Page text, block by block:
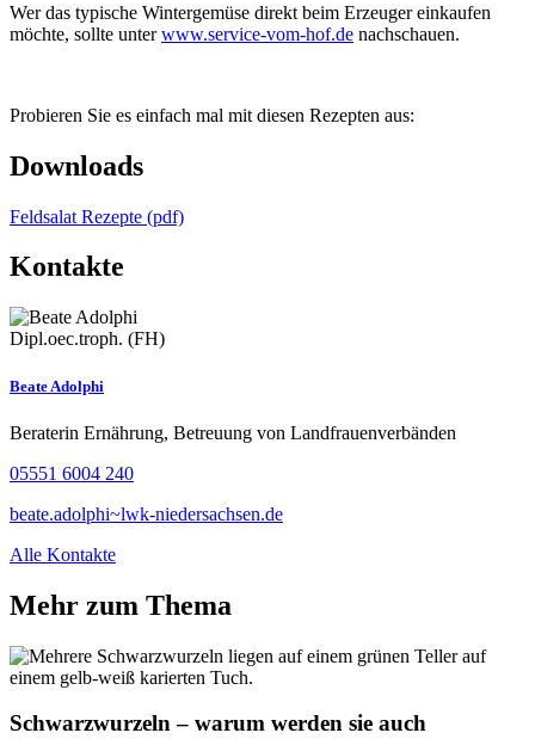
Wer das typische Wintergemüse direkt beim Erzeuger einkaufen
möchte, sollte unterwww.service-vom-hof.de nachschauen.
Probieren Sie es einfach mal mit diesen Rezepten aus:
Downloads
Feldsalat Rezepte (pdf)
Kontakte
Dipl.oec.troph. (FH)
Beate Adolphi
Beraterin Ernährung, Betreuung von Landfrauenverbänden
05551 6004 240
beate.adolphi~lwk-niedersachsen.de
Alle Kontakte
Mehr zum Thema
Schwarzwurzeln – warum werden sie auch